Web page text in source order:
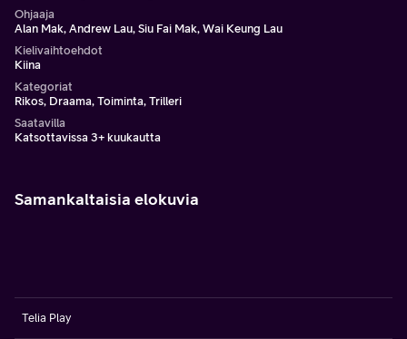
Ohjaaja
Alan Mak, Andrew Lau, Siu Fai Mak, Wai Keung Lau
Kielivaihtoehdot
Kiina
Kategoriat
Rikos, Draama, Toiminta, Trilleri
Saatavilla
Katsottavissa 3+ kuukautta
Samankaltaisia elokuvia
Telia Play